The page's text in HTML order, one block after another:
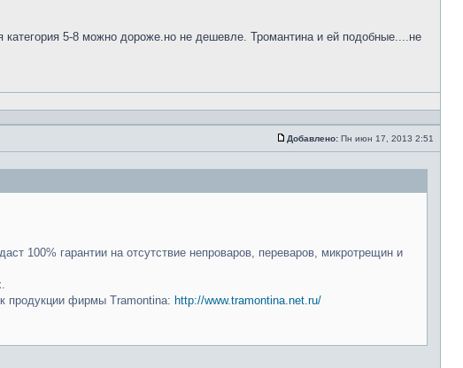
5-8 можно дороже.но не дешевле. Тромантина и ей подобные....не
Добавлено: Пн июн 17, 2013 2:51
100% гарантии на отсутствие непроваров, переваров, микротрещин и
продукции фирмы Tramontina: http://www.tramontina.net.ru/